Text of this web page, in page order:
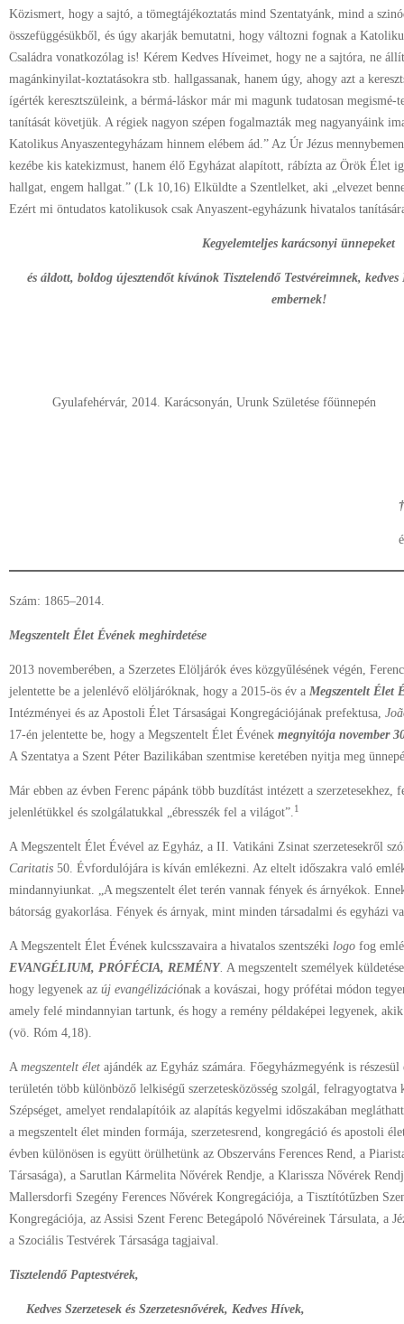
Közismert, hogy a sajtó, a tömegtájékoztatás mind Szentatyánk, mind a
összefüggésükből, és úgy akarják bemutatni, hogy változni fognak a
Családra vonatkozólag is! Kérem Kedves Híveimet, hogy ne a sajtóra, ne
magánkinyilat-koztatásokra stb. hallgassanak, hanem úgy, ahogy azt a
ígérték keresztszüleink, a bérmá-láskor már mi magunk tudatosan
tanítását követjük. A régiek nagyon szépen fogalmazták meg nagyanyáink
Katolikus Anyaszentegyházam hinnem elébem ád.” Az Úr Jézus
kezébe kis katekizmust, hanem élő Egyházat alapított, rábízta az Örök Élet
hallgat, engem hallgat.” (Lk 10,16) Elküldte a Szentlelket, aki „elvezet
Ezért mi öntudatos katolikusok csak Anyaszent-egyházunk hivatalos
Kegyelemteljes karácsonyi ünnepeket
és áldott, boldog újesztendőt kívánok Tisztelendő Testvéreimnek,
embernek!
Gyulafehérvár, 2014. Karácsonyán, Urunk Születése főünnepén
Szám: 1865–2014.
Megszentelt Élet Évének meghirdetése
2013 novemberében, a Szerzetes Elöljárók éves közgyűlésének végén,
jelentette be a jelenlévő elöljáróknak, hogy a 2015-ös év a Megszentelt Élet
Intézményei és az Apostoli Élet Társaságai Kongregációjának prefektusa,
17-én jelentette be, hogy a Megszentelt Élet Évének megnyitója november
A Szentatya a Szent Péter Bazilikában szentmise keretében nyitja meg
Már ebben az évben Ferenc pápánk több buzdítást intézett a
jelenlétükkel és szolgálatukkal „ébresszék fel a világot”.1
A Megszentelt Élet Évével az Egyház, a II. Vatikáni Zsinat szerzetesekről
Caritatis 50. Évfordulójára is kíván emlékezni. Az eltelt időszakra való
mindannyiunkat. „A megszentelt élet terén vannak fények és árnyékok.
bátorság gyakorlása. Fények és árnyak, mint minden társadalmi és egyházi
A Megszentelt Élet Évének kulcsszavaira a hivatalos szentszéki logo fog
EVANGÉLIUM, PRÓFÉCIA, REMÉNY. A megszentelt személyek
hogy legyenek az új evangélizációnak a kovászai, hogy prófétai módon
amely felé mindannyian tartunk, és hogy a remény példaképei legyenek,
(vö. Róm 4,18).
A megszentelt élet ajándék az Egyház számára. Főegyházmegyénk is
területén több különböző lelkiségű szerzetesközösség szolgál,
Szépséget, amelyet rendalapítóik az alapítás kegyelmi időszakában
a megszentelt élet minden formája, szerzetesrend, kongregáció és apostoli
évben különösen is együtt örülhetünk az Obszerváns Ferences Rend, a
Társasága), a Sarutlan Kármelita Nővérek Rendje, a Klarissza Nővérek
Mallersdorfi Szegény Ferences Nővérek Kongregációja, a Tisztítótűzben
Kongregációja, az Assisi Szent Ferenc Betegápoló Nővéreinek Társulata, a
a Szociális Testvérek Társasága tagjaival.
Tisztelendő Paptestvérek,
Kedves Szerzetesek és Szerzetesnővérek, Kedves Hívek,